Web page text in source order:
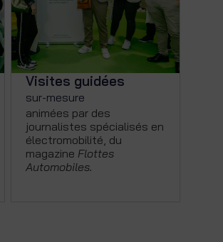
Visites guidées
sur-mesure
animées par des
journalistes spécialisés en
électromobilité, du
magazine Flottes
Automobiles.